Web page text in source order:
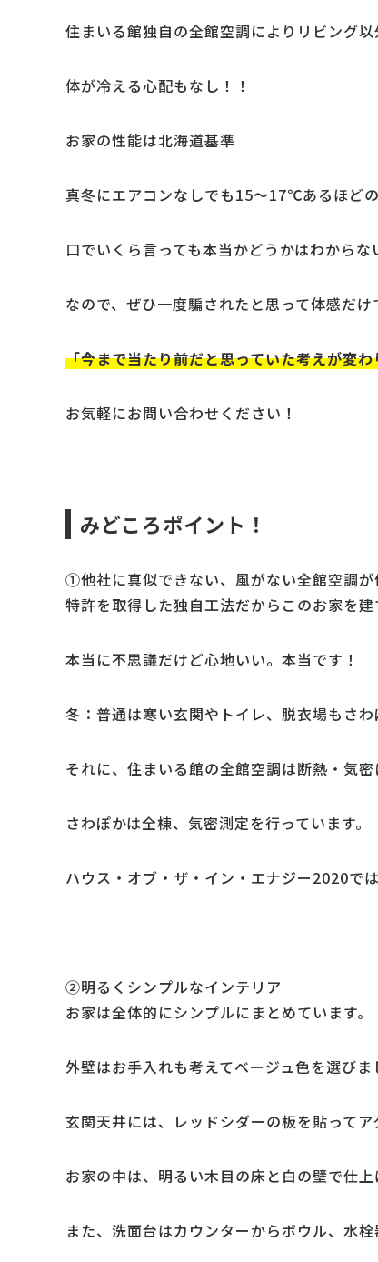
住まいる館独自の全館空調によりリビング
体が冷える心配もなし！！
お家の性能は北海道基準
真冬にエアコンなしでも15～17℃あるほどの
口でいくら言っても本当かどうかはわからな
なので、ぜひ一度騙されたと思って体感だけ
「今まで当たり前だと思っていた考えが変
お気軽にお問い合わせください！
みどころポイント！
①他社に真似できない、風がない全館空調が
特許を取得した独自工法だからこのお家を
本当に不思議だけど心地いい。本当です！
冬：普通は寒い玄関やトイレ、脱衣場もさわ
それに、住まいる館の全館空調は断熱・気密
さわぽかは全棟、気密測定を行っています。
ハウス・オブ・ザ・イン・エナジー2020で
②明るくシンプルなインテリア
お家は全体的にシンプルにまとめています。
外壁はお手入れも考えてベージュ色を選びま
玄関天井には、レッドシダーの板を貼ってア
お家の中は、明るい木目の床と白の壁で仕
また、洗面台はカウンターからボウル、水